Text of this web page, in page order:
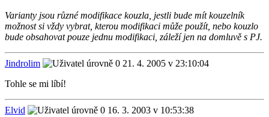
Varianty jsou různé modifikace kouzla, jestli bude mít kouzelník
možnost si vždy vybrat, kterou modifikaci může použít, nebo kouzlo
bude obsahovat pouze jednu modifikaci, záleží jen na domluvě s PJ.
Jindrolim
21. 4. 2005 v 23:10:04
Tohle se mi líbí!
Elvid
16. 3. 2003 v 10:53:38